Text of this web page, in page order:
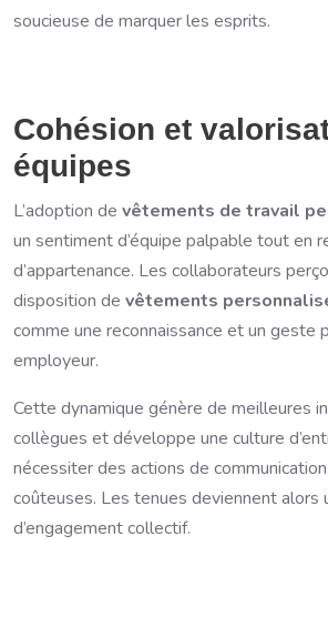
soucieuse de marquer les esprits.
Cohésion et
équipes
L’adoption de vêtements de travail
un sentiment d’équipe palpable tout en
d’appartenance. Les collaborateurs
disposition de vêtements
comme une reconnaissance et un geste
employeur.
Cette dynamique génère de meilleures
collègues et développe une culture
nécessiter des actions de
coûteuses. Les tenues deviennent alors
d’engagement collectif.